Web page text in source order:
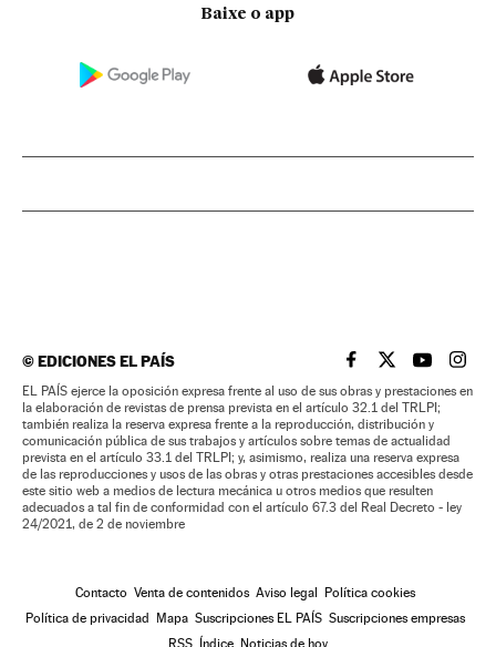
Baixe o app
©EDICIONES EL PAÍS EL PAÍS BRASIL EN
EL PAÍSEL PAÍS
EL
EL PAÍS ejerce la oposición expresa frente al uso de sus obras y prestaciones en
la elaboración de revistas de prensa prevista en el artículo 32.1 del TRLPI;
también realiza la reserva expresa frente a la reproducción, distribución y
comunicación pública de sus trabajos y artículos sobre temas de actualidad
prevista en el artículo 33.1 del TRLPI; y, asimismo, realiza una reserva expresa
de las reproducciones y usos de las obras y otras prestaciones accesibles desde
este sitio web a medios de lectura mecánica u otros medios que resulten
adecuados a tal fin de conformidad con el artículo 67.3 del Real Decreto - ley
24/2021, de 2 de noviembre
Contacto Venta de contenidos Aviso legal
Política cookies
Política de privacidad
Mapa Suscripciones EL PAÍS Suscripciones empresas
RSS
Índice Noticias de hoy